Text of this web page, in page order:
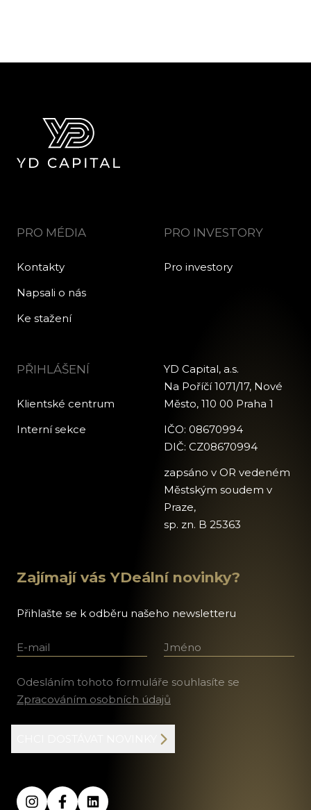
PRO MÉDIA
Kontakty
Napsali o nás
Ke stažení
PRO INVESTORY
Pro investory
PŘIHLÁŠENÍ
Klientské centrum
Interní sekce
YD Capital, a.s.
Na Poříčí 1071/17, Nové
Město, 110 00 Praha 1
IČO: 08670994
DIČ: CZ08670994
zapsáno v OR vedeném
Městským soudem v
Praze,
sp. zn. B 25363
Zajímají vás YDeální novinky?
Přihlašte se k odběru našeho newsletteru
E-mail Jméno a příjmení
Odesláním tohoto formuláře souhlasíte se
Zpracováním osobních údajů